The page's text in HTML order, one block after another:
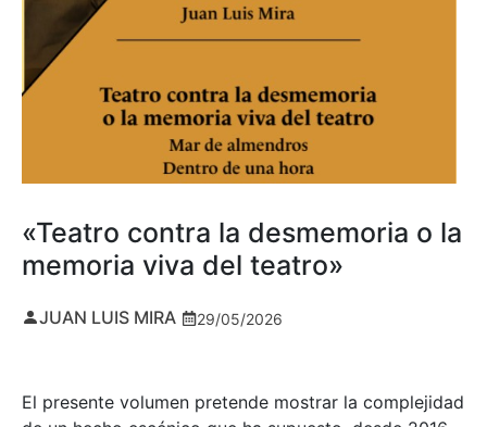
«Teatro contra la desmemoria o la
memoria viva del teatro»
JUAN LUIS MIRA 29/05/2026
El presente volumen pretende mostrar la complejidad